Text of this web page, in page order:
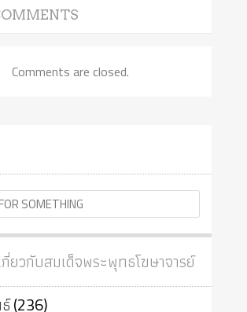
Comments are closed.
กี่ยวกับสมเด็จพระพุทธโฆษาจารย์
(236)